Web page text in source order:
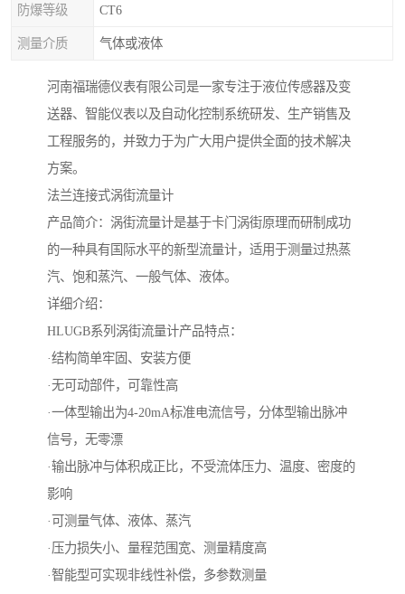
防爆等级 CT6
测量介质 气体或液体
河南福瑞德仪表有限公司是一家专注于液位传感器及变
送器、智能仪表以及自动化控制系统研发、生产销售及
工程服务的，并致力于为广大用户提供全面的技术解决
方案。
法兰连接式涡街流量计
产品简介：涡街流量计是基于卡门涡街原理而研制成功
的一种具有国际水平的新型流量计，适用于测量过热蒸
汽、饱和蒸汽、一般气体、液体。
详细介绍：
HLUGB系列涡街流量计产品特点：
·结构简单牢固、安装方便
·无可动部件，可靠性高
·一体型输出为4-20mA标准电流信号，分体型输出脉冲
信号，无零漂
·输出脉冲与体积成正比，不受流体压力、温度、密度的
影响
·可测量气体、液体、蒸汽
·压力损失小、量程范围宽、测量精度高
·智能型可实现非线性补偿，多参数测量